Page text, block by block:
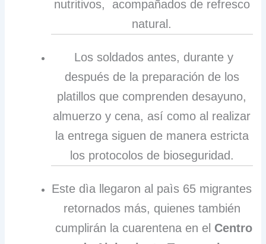
nutritivos, acompañados de refresco
natural.
Los soldados antes, durante y
después de la preparación de los
platillos que comprenden desayuno,
almuerzo y cena, así como al realizar
la entrega siguen de manera estricta
los protocolos de bioseguridad.
Este dìa llegaron al paìs 65 migrantes
retornados más, quienes también
cumplirán la cuarentena en el Centro